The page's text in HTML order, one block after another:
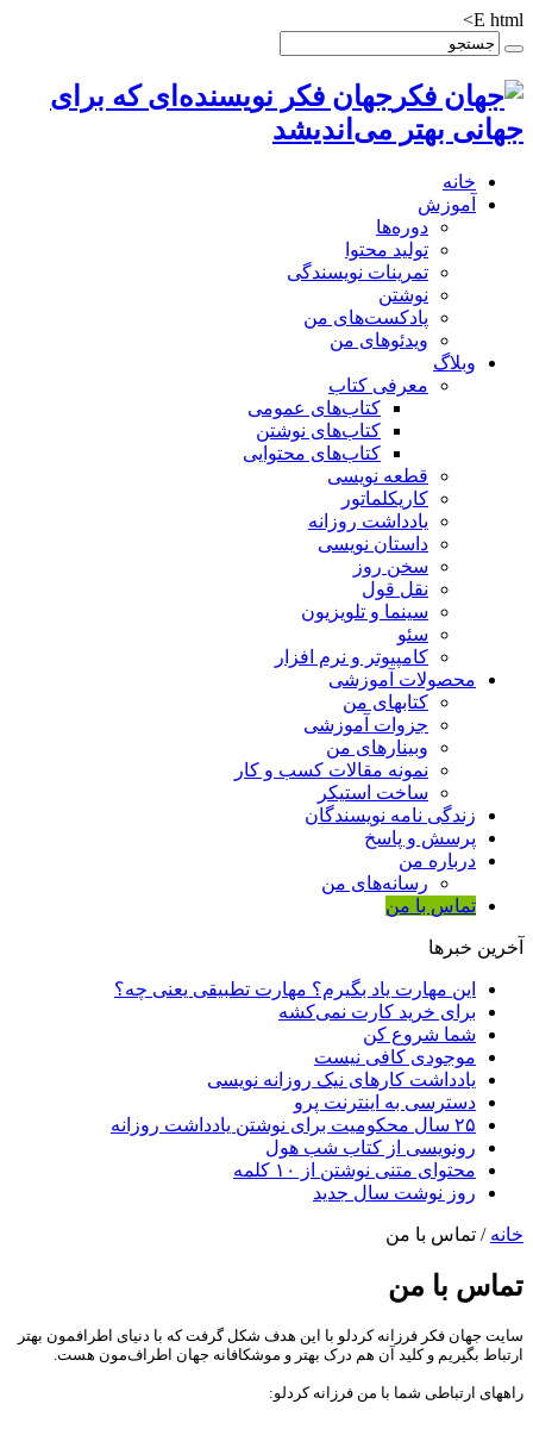
E html>
جهان فکر نویسنده‌ای که برای
جهانی بهتر می‌اندیشد
خانه
آموزش
دوره‌ها
تولید محتوا
تمرینات نویسندگی
نوشتن
پادکست‌های من
ویدئوهای من
وبلاگ
معرفی کتاب
کتاب‌های عمومی
کتاب‌های نوشتن
کتاب‌های محتوایی
قطعه نویسی
کاریکلماتور
یادداشت روزانه
داستان نویسی
سخن روز
نقل قول
سینما و تلویزیون
سئو
کامپیوتر و نرم افزار
محصولات آموزشی
کتابهای من
جزوات آموزشی
وبینارهای من
نمونه مقالات کسب و کار
ساخت استیکر
زندگی نامه نویسندگان
پرسش و پاسخ
درباره من
رسانه‌ها‌ی من
تماس با من
آخرین خبرها
این مهارت یاد بگیرم؟ مهارت تطبیقی یعنی چه؟
برای خرید کارت نمی‌‌کشه
شما شروع کن
موجودی کافی نیست
یادداشت کارهای نیک روزانه نویسی
دسترسی به اینترنت پرو
۲۵ سال محکومیت برای نوشتن یادداشت روزانه
رونویسی از کتاب شب هول
محتوای متنی نوشتن از ۱۰ کلمه
روز نوشت سال جدید
خانه / تماس با من
تماس با من
سایت جهان فکر فرزانه کردلو با این هدف شکل گرفت که با دنیای اطرافمون بهتر
ارتباط بگیریم و کلید آن هم درک بهتر و موشکافانه جهان اطراف‌مون هست.
راههای ارتباطی شما با من فرزانه کردلو: